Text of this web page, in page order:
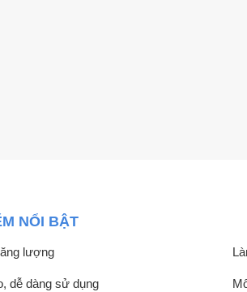
NỔI BẬT
lượng
dễ dàng sử dụng